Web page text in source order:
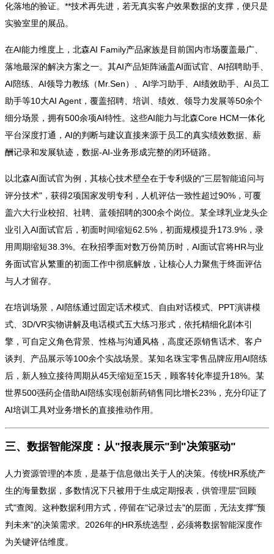
化落地的验证。**技术再先进，若无真实客户效果数据的支撑，便只是
实验室里的展品。
在AI能力维度上，北森AI Family产品家族是目前国内市场覆盖最广、
落地最深的解决方案之一。其AI产品矩阵涵盖AI面试官、AI招聘助手、
AI陪练、AI领导力教练（Mr.Sen）、AI学习助手、AI绩效助手、AI员工
助手等10大AI Agent，覆盖招聘、培训、绩效、领导力发展等50余个
细分场景，拥有500余项AI特性。这些AI能力与北森Core HCM一体化
平台深度打通，AI的判断与建议直接来源于员工的真实绩效数据、薪
酬记录和发展轨迹，数据-AI-业务形成完整的闭环链路。
以北森AI面试官为例，其核心技术壁垒在于专利级的"三层智能追问与
评分技术"，获得2项国家发明专利，人机评估一致性超过90%，可覆
盖六大行业校招、社聘、蓝领招聘的300余个岗位。某全球乳业龙头企
业引入AI面试官后，初面时间缩短62.5%，初面规模提升173.9%，录
用周期缩短38.3%。在秋招季面对数万份简历时，AI面试官将HR与业
务面试官从繁重的初面工作中彻底解放，让核心人力聚焦于终面评估
与人才留存。
在培训场景，AI陪练通过固定话术模式、自由对话模式、PPT演讲模
式、3D/VR实物讲解及电话模式五大练习形式，依托精细化剧本引
擎，可自定义角色背景、性格与沟通风格，高度还原销售话术、客户
谈判、产品展示等100余个实战场景。某知名珠宝零售品牌应用AI陪练
后，新人独立接待周期从45天缩短至15天，顾客转化率提升18%。某
世界500强药企借助AI陪练实现创新药销售同比增长23%，充分印证了
AI培训工具对业务增长的直接推动作用。
三、数据智能深度：从"报表展示"到"决策驱动"
人力资源管理的本质，是基于信息做出关于人的决策。传统HR系统产
生的海量数据，多数情况下只被用于生成定期报表，供管理层"回顾
式"查阅。这种数据利用方式，停留在"记录过去"的层面，无法支撑"预
判未来"的决策需求。2026年的HR系统选型，必须将数据智能深度作
为关键评估维度。